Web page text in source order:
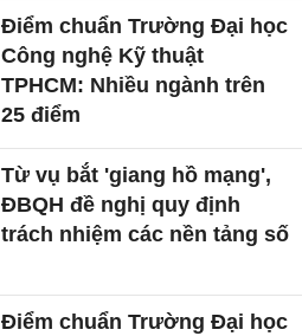
Điểm chuẩn Trường Đại học
Công nghệ Kỹ thuật
TPHCM: Nhiều ngành trên
25 điểm
Từ vụ bắt 'giang hồ mạng',
ĐBQH đề nghị quy định
trách nhiệm các nền tảng số
Điểm chuẩn Trường Đại học